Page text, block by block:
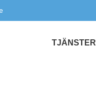
TJÄNSTER